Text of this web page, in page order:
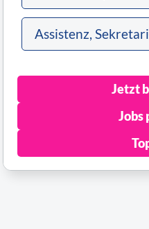
Assistenz,
Jetzt
Jobs